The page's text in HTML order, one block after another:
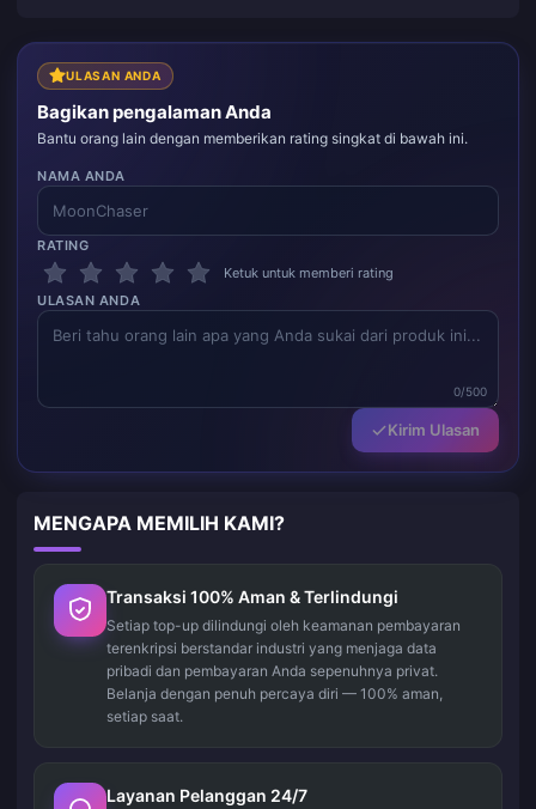
ULASAN ANDA
Bagikan pengalaman Anda
Bantu orang lain dengan memberikan rating singkat di bawah ini.
NAMA ANDA
RATING
Ketuk untuk memberi rating
ULASAN ANDA
0/500
Kirim Ulasan
MENGAPA MEMILIH KAMI?
Transaksi 100% Aman & Terlindungi
Setiap top-up dilindungi oleh keamanan pembayaran
terenkripsi berstandar industri yang menjaga data
pribadi dan pembayaran Anda sepenuhnya privat.
Belanja dengan penuh percaya diri — 100% aman,
setiap saat.
Layanan Pelanggan 24/7